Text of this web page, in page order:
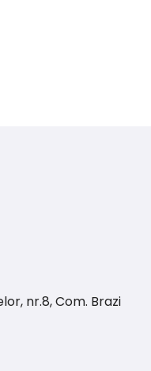
nr.8, Com. Brazi